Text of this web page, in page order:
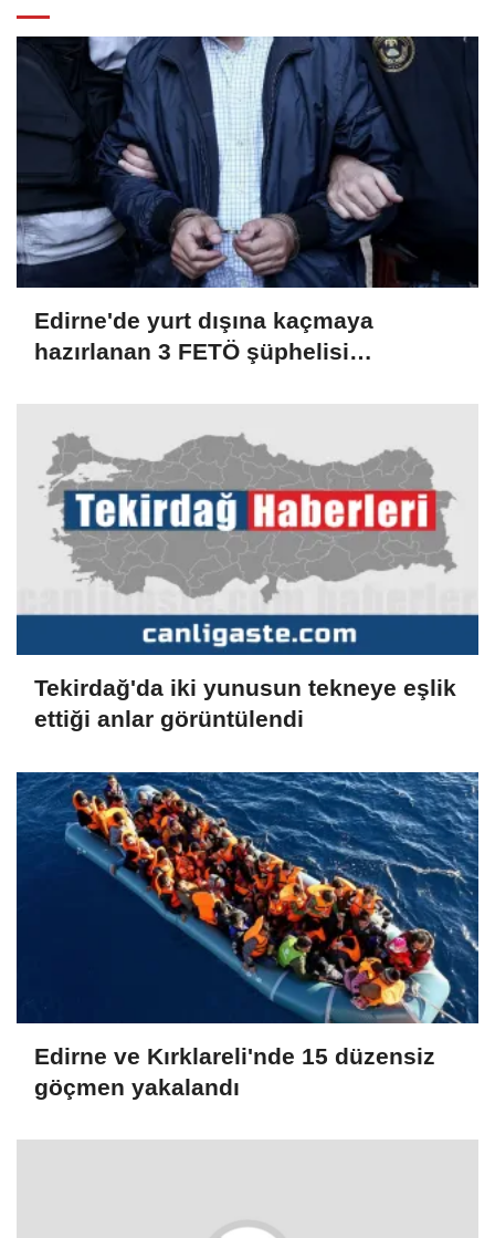
Edirne'de yurt dışına kaçmaya
hazırlanan 3 FETÖ şüphelisi
Tekirdağ'da iki yunusun tekneye eşlik
ettiği anlar görüntülendi
Edirne ve Kırklareli'nde 15 düzensiz
göçmen yakalandı